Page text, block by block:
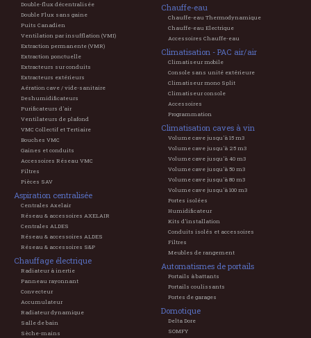
Double-flux décentralisée
Double Flux sans gaine
Puits Canadien
Ventilation par insufflation (VMI)
Extraction permanente (VMR)
Extraction ponctuelle
Extracteurs sur conduits
Extracteurs extérieurs
Aération cave / vide-sanitaire
Deshumidificateurs
Purificateurs d'air
Ventilateurs de plafond
VMC Collectif et Tertiaire
Bouches VMC
Gaines et conduits
Accessoires Réseau VMC
Filtres
Pièces SAV
Aspiration centralisée
Centrales Axelair
Réseau & accessoires AXELAIR
Centrales ALDES
Réseau & accessoires ALDES
Réseau & accessoires S&P
Chauffage électrique
Radiateur à inertie
Panneau rayonnant
Convecteur
Accumulateur
Radiateur dynamique
Salle de bain
Sèche-mains
Chauffe-eau
Chauffe-eau Thermodynamique
Chauffe-eau Electrique
Accessoires Chauffe-eau
Climatisation - PAC air/air
Climatiseur mobile
Console sans unité extérieure
Climatiseur mono Split
Climatiseur console
Accessoires
Programmation
Climatisation caves à vin
Volume cave jusqu'à 15 m3
Volume cave jusqu'à 25 m3
Volume cave jusqu'à 40 m3
Volume cave jusqu'à 50 m3
Volume cave jusqu'à 80 m3
Volume cave jusqu'à 100 m3
Portes isolées
Humidificateur
Kits d'installation
Conduits isolés et accessoires
Filtres
Meubles de rangement
Automatismes de portails
Portails à battants
Portails coulissants
Portes de garages
Domotique
Delta Dore
SOMFY